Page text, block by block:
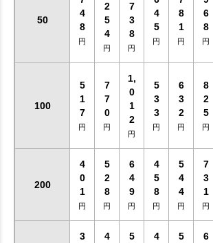
50
4
8
円
2
5
4
円
7
3
8
円
4
5
円
8
1
円
6
8
円
100
5
1
7
円
7
7
0
円
1,
0
1
2
円
5
3
3
円
6
3
2
円
8
2
5
円
200
4
0
1
円
5
2
8
円
6
4
9
円
4
5
8
円
5
4
4
円
7
3
1
円
3
4
5
4
5
6